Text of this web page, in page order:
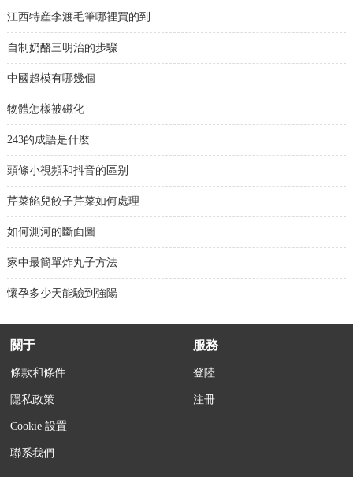
江西特産李渡毛筆哪裡買的到
自制奶酪三明治的步驟
中國超模有哪幾個
物體怎樣被磁化
243的成語是什麼
頭條小視頻和抖音的區别
芹菜餡兒餃子芹菜如何處理
如何測河的斷面圖
家中最簡單炸丸子方法
懷孕多少天能驗到強陽
關于
條款和條件
隱私政策
Cookie 設置
聯系我們
服務
登陸
注冊